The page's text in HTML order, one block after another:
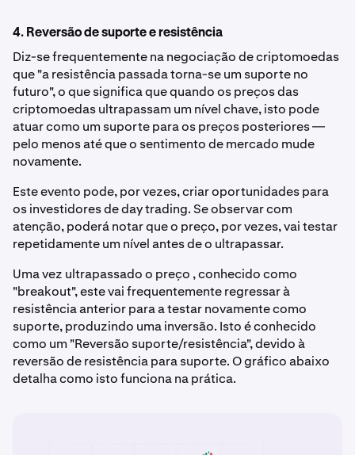
4. Reversão de suporte e resistência
Diz-se frequentemente na negociação de criptomoedas
que "a resistência passada torna-se um suporte no
futuro", o que significa que quando os preços das
criptomoedas ultrapassam um nível chave, isto pode
atuar como um suporte para os preços posteriores —
pelo menos até que o sentimento de mercado mude
novamente.
Este evento pode, por vezes, criar oportunidades para
os investidores de day trading. Se observar com
atenção, poderá notar que o preço, por vezes, vai testar
repetidamente um nível antes de o ultrapassar.
Uma vez ultrapassado o preço , conhecido como
"breakout", este vai frequentemente regressar à
resistência anterior para a testar novamente como
suporte, produzindo uma inversão. Isto é conhecido
como um "Reversão suporte/resistência", devido à
reversão de resistência para suporte. O gráfico abaixo
detalha como isto funciona na prática.